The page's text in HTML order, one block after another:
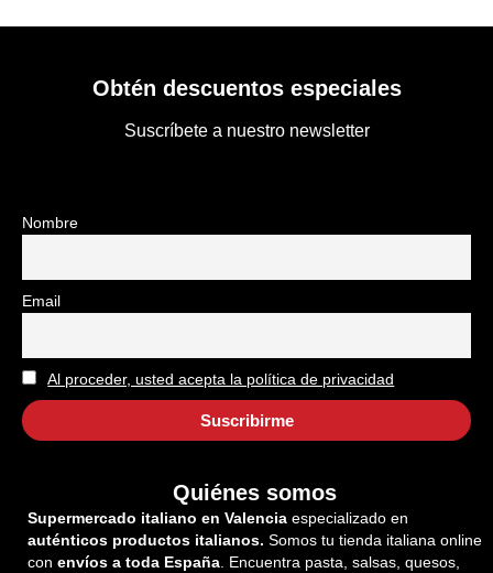
Obtén descuentos especiales
Suscríbete a nuestro newsletter
Nombre
Email
Al proceder, usted acepta la política de privacidad
Quiénes somos
Supermercado italiano en Valencia especializado en
auténticos productos italianos. Somos tu tienda italiana online
con envíos a toda España. Encuentra pasta, salsas, quesos,